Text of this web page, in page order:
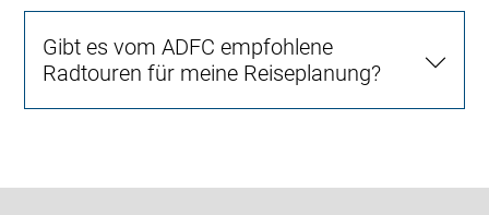
Gibt es vom ADFC empfohlene
Radtouren für meine Reiseplanung?